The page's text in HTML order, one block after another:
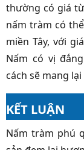
thường có giá từ
nấm tràm có
miền Tây, với
Nấm có vị
cách sẽ mang
KẾT LUẬN
Nấm tràm phú